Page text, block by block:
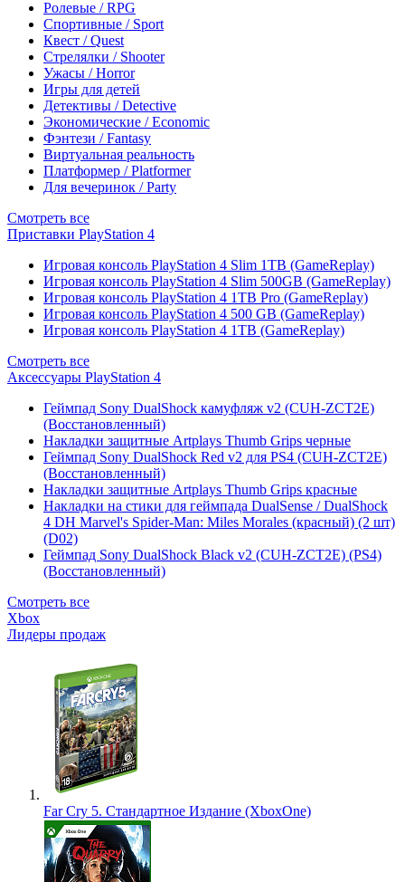
Ролевые / RPG
Спортивные / Sport
Квест / Quest
Стрелялки / Shooter
Ужасы / Horror
Игры для детей
Детективы / Detective
Экономические / Economic
Фэнтези / Fantasy
Виртуальная реальность
Платформер / Platformer
Для вечеринок / Party
Смотреть все
Приставки PlayStation 4
Игровая консоль PlayStation 4 Slim 1TB (GameReplay)
Игровая консоль PlayStation 4 Slim 500GB (GameReplay)
Игровая консоль PlayStation 4 1TB Pro (GameReplay)
Игровая консоль PlayStation 4 500 GB (GameReplay)
Игровая консоль PlayStation 4 1TB (GameReplay)
Смотреть все
Аксессуары PlayStation 4
Геймпад Sony DualShock камуфляж v2 (CUH-ZCT2E)
(Восстановленный)
Накладки защитные Artplays Thumb Grips черные
Геймпад Sony DualShock Red v2 для PS4 (CUH-ZCT2E)
(Восстановленный)
Накладки защитные Artplays Thumb Grips красные
Накладки на стики для геймпада DualSense / DualShock
4 DH Marvel's Spider-Man: Miles Morales (красный) (2 шт)
(D02)
Геймпад Sony DualShock Black v2 (CUH-ZCT2E) (PS4)
(Восстановленный)
Смотреть все
Xbox
Лидеры продаж
Far Cry 5. Стандартное Издание (XboxOne)